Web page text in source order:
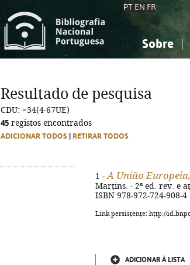
PT EN FR
Sobre
Ciências
Ciências
Resultado de pesquisa
CDU: =34(4-67UE)
45 registos encontrados
ADICIONAR TODOS RETIRAR TODOS
1 - A União
Martins. - 2ª ed. rev. e
ISBN 978-972-724-908-4
Link persistente: http://
ADICIONAR À LISTA